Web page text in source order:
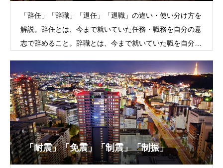
「辞任」「辞職」「退任」「退職」の違い・使い分け方を
解説。辞任とは、今まで就いていた任務・職務を自分の意
志で辞めること。辞職とは、今まで就いていた職を自分の
「耐震」「免震」「制震」「制振」